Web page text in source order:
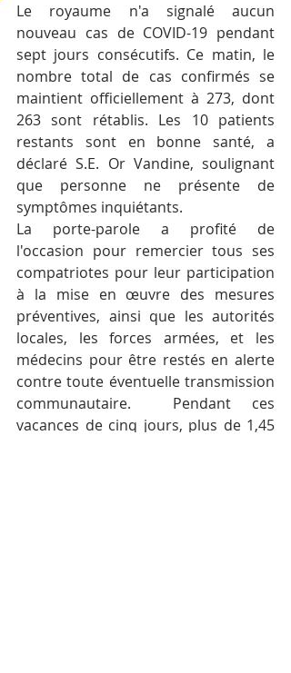
Le royaume n'a signalé aucun
nouveau cas de COVID-19 pendant
sept jours consécutifs. Ce matin, le
nombre total de cas confirmés se
maintient officiellement à 273, dont
263 sont rétablis. Les 10 patients
restants sont en bonne santé, a
déclaré S.E. Or Vandine, soulignant
que personne ne présente de
symptômes inquiétants.
La porte-parole a profité de
l'occasion pour remercier tous ses
compatriotes pour leur participation
à la mise en œuvre des mesures
préventives, ainsi que les autorités
locales, les forces armées, et les
médecins pour être restés en alerte
contre toute éventuelle transmission
communautaire.  Pendant ces
vacances de cinq jours, plus de 1,45